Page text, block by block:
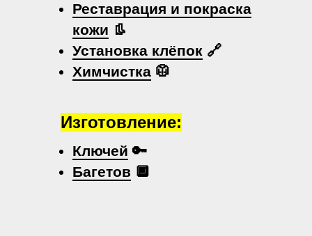
Реставрация и покраска
кожи 👢
Установка клёпок 🔗
Химчистка 🥼
Ключей 🔑
Багетов 🔲
Изготовление: